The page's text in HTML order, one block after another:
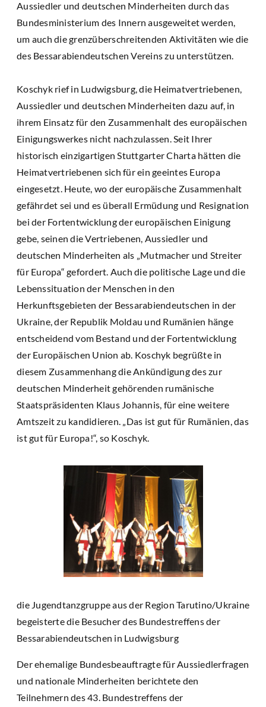
Aussiedler und deutschen Minderheiten durch das
Bundesministerium des Innern ausgeweitet werden,
um auch die grenzüberschreitenden Aktivitäten wie die
des Bessarabiendeutschen Vereins zu unterstützen.
Koschyk rief in Ludwigsburg, die Heimatvertriebenen,
Aussiedler und deutschen Minderheiten dazu auf, in
ihrem Einsatz für den Zusammenhalt des europäischen
Einigungswerkes nicht nachzulassen. Seit Ihrer
historisch einzigartigen Stuttgarter Charta hätten die
Heimatvertriebenen sich für ein geeintes Europa
eingesetzt. Heute, wo der europäische Zusammenhalt
gefährdet sei und es überall Ermüdung und Resignation
bei der Fortentwicklung der europäischen Einigung
gebe, seinen die Vertriebenen, Aussiedler und
deutschen Minderheiten als „Mutmacher und Streiter
für Europa“ gefordert. Auch die politische Lage und die
Lebenssituation der Menschen in den
Herkunftsgebieten der Bessarabiendeutschen in der
Ukraine, der Republik Moldau und Rumänien hänge
entscheidend vom Bestand und der Fortentwicklung
der Europäischen Union ab. Koschyk begrüßte in
diesem Zusammenhang die Ankündigung des zur
deutschen Minderheit gehörenden rumänische
Staatspräsidenten Klaus Johannis, für eine weitere
Amtszeit zu kandidieren. „Das ist gut für Rumänien, das
ist gut für Europa!“, so Koschyk.
die Jugendtanzgruppe aus der Region Tarutino/Ukraine
begeisterte die Besucher des Bundestreffens der
Bessarabiendeutschen in Ludwigsburg
Der ehemalige Bundesbeauftragte für Aussiedlerfragen
und nationale Minderheiten berichtete den
Teilnehmern des 43. Bundestreffens der